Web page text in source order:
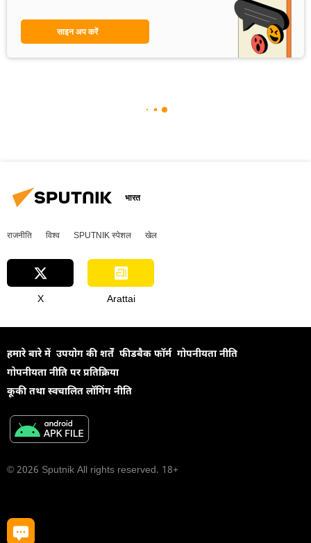
साइन अप करें
भारत
राजनीति विश्व SPUTNIK स्पेशल खेल
X Arattai
हमारे बारे में उपयोग की शर्तें फीडबैक फॉर्म गोपनीयता नीति
गोपनीयता नीति पर प्रतिक्रिया
कूकी तथा स्वचालित लॉगिंग नीति
© 2026 Sputnik All rights reserved. 18+